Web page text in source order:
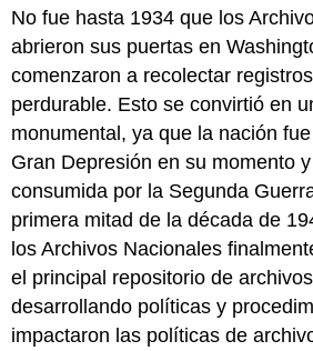
No fue hasta 1934 que los
abrieron sus puertas en
comenzaron a recolectar
perdurable. Esto se convirtió en
monumental, ya que la nación
Gran Depresión en su momento
consumida por la Segunda
primera mitad de la década de
los Archivos Nacionales
el principal repositorio de
desarrollando políticas y
impactaron las políticas de